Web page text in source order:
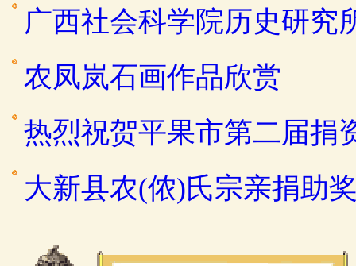
广西社会科学院历史研
农凤岚石画作品欣赏
热烈祝贺平果市第二届
大新县农(侬)氏宗亲捐助